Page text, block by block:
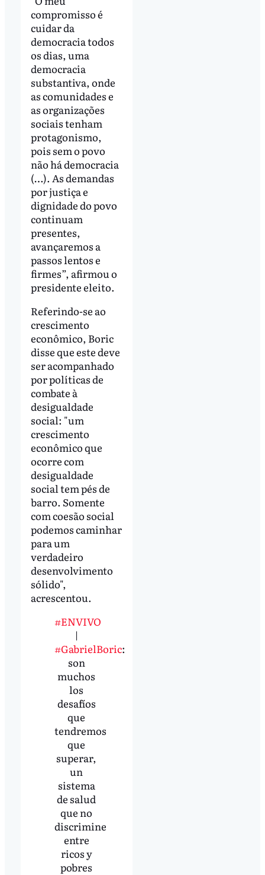
compromisso é
cuidar da
democracia todos
os dias, uma
democracia
substantiva, onde
as comunidades e
as organizações
sociais tenham
protagonismo,
pois sem o povo
não há democracia
(…). As demandas
por justiça e
dignidade do povo
continuam
presentes,
avançaremos a
passos lentos e
firmes”, afirmou o
presidente eleito.
Referindo-se ao
crescimento
econômico, Boric
disse que este deve
ser acompanhado
por políticas de
combate à
desigualdade
social: "um
crescimento
econômico que
ocorre com
desigualdade
social tem pés de
barro. Somente
com coesão social
podemos caminhar
para um
verdadeiro
desenvolvimento
sólido",
acrescentou.
#ENVIVO
|
#GabrielBoric:
son
muchos
los
desafíos
que
tendremos
que
superar,
un
sistema
de salud
que no
discrimine
entre
ricos y
pobres